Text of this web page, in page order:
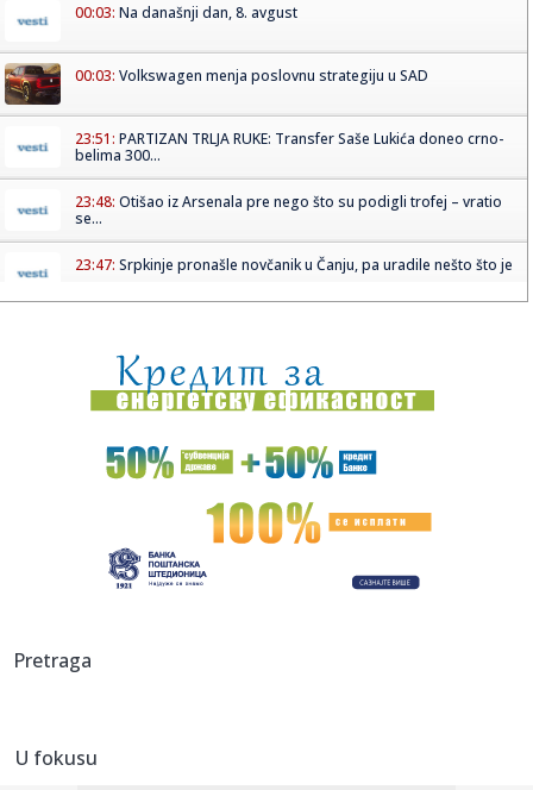
00:03: Na današnji dan, 8. avgust
00:03: Volkswagen menja poslovnu strategiju u SAD
23:51: PARTIZAN TRLJA RUKE: Transfer Saše Lukića doneo crno-
belima 300...
23:48: Otišao iz Arsenala pre nego što su podigli trofej – vratio
se...
23:47: Srpkinje pronašle novčanik u Čanju, pa uradile nešto što je
23:42:Kraj za Aleksandru i Anu: Eliminisane već na startu
23:35:"Nema lakih utakmica, ali mi smo Vojvodina"
Ribakina sigurna u Torontu
23:32:Brenin potez posle pada razbesneo javnost: Devojka joj
na ene...
23:25:
Pretraga
U fokusu